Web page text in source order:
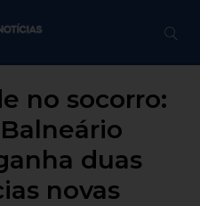
no socorro:
duas
novas